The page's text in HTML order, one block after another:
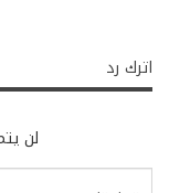
اترك رد
لن